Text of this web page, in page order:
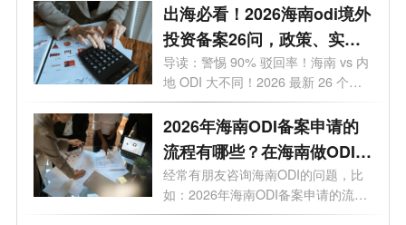
出海必看！2026海南odi境外
投资备案26问，政策、实
操、避坑全覆盖
导读：警惕 90% 驳回率！海南 vs 内
地 ODI 大不同！2026 最新 26 个高
频问题，专...
2026年海南ODI备案申请的
流程有哪些？在海南做ODI备
案通过几率高吗？
经常有朋友咨询海南ODI的问题，比
如：2026年海南ODI备案申请的流程
有哪些？...